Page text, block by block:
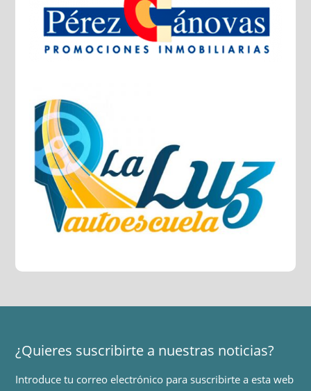
¿Quieres suscribirte a nuestras noticias?
Introduce tu correo electrónico para suscribirte a esta web